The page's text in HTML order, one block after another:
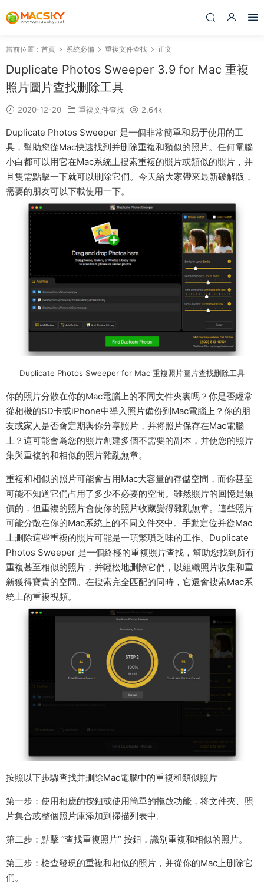
當前位置： 首頁 系統必備 重複文件查找 正文
Duplicate Photos Sweeper 3.9 for Mac 重複
照片圖片查找删除工具
2020-12-20 重複文件查找 2.64k
Duplicate Photos Sweeper 是一個非常簡單和易于使用的工
具，幫助您從Mac快速找到并删除重複和類似的照片。任何電腦
小白都可以用它在Mac系統上搜索重複的照片或類似的照片，并
且隻需點擊一下就可以删除它們。今天給大家帶來最新破解版，
需要的朋友可以下載使用一下。
Duplicate Photos Sweeper for Mac 重複照片圖片查找删除工具
你的照片分散在你的Mac電腦上的不同文件夾裏嗎？你是否經常
從相機的SD卡或iPhone中導入照片備份到Mac電腦上？你的朋
友或家人是否會定期與你分享照片，并将照片保存在Mac電腦
上？這可能會爲您的照片創建多個不需要的副本，并使您的照片
集與重複的和相似的照片雜亂無章。
重複和相似的照片可能會占用Mac大容量的存儲空間，而你甚至
可能不知道它們占用了多少不必要的空間。雖然照片的回憶是無
價的，但重複的照片會使你的照片收藏變得雜亂無章。這些照片
可能分散在你的Mac系統上的不同文件夾中。手動定位并從Mac
上删除這些重複的照片可能是一項繁瑣乏味的工作。Duplicate
Photos Sweeper 是一個終極的重複照片查找，幫助您找到所有
重複甚至相似的照片，并輕松地删除它們，以組織照片收集和重
新獲得寶貴的空間。在搜索完全匹配的同時，它還會搜索Mac系
統上的重複視頻。
按照以下步驟查找并删除Mac電腦中的重複和類似照片
第一步：使用相應的按鈕或使用簡單的拖放功能，将文件夾、照
片集合或整個照片庫添加到掃描列表中。
第二步：點擊 “查找重複照片” 按鈕，識别重複和相似的照片。
第三步：檢查發現的重複和相似的照片，并從你的Mac上删除它
們。